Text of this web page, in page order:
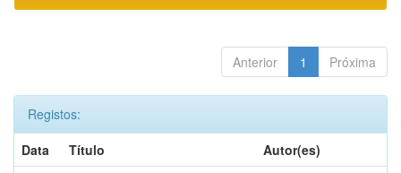
Anterior 1 Próxima
Registos:
Data
Título
Autor(es)